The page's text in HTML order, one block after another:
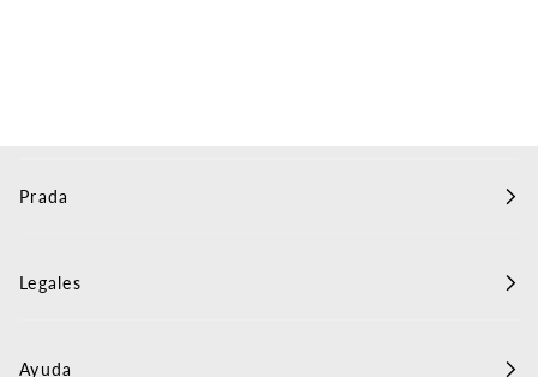
Prada
Legales
Ayuda